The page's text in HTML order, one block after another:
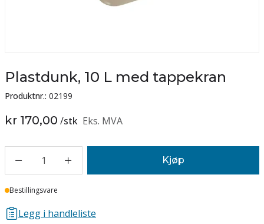
Plastdunk, 10 L med tappekran
Produktnr.: 02199
kr 170,00 /stk Eks. MVA
1 Kjøp
Lager
Bestillingsvare
Legg i handleliste